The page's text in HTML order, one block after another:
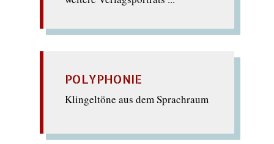
POLYPHONIE
Klingeltöne aus dem Sprachraum